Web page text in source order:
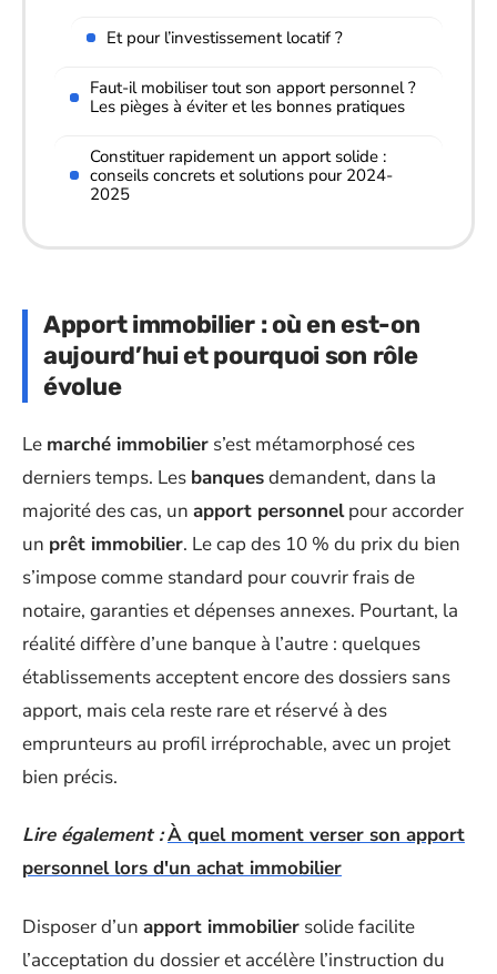
Et pour l’investissement locatif ?
Faut-il mobiliser tout son apport personnel ?
Les pièges à éviter et les bonnes pratiques
Constituer rapidement un apport solide :
conseils concrets et solutions pour 2024-
2025
Apport immobilier : où en est-on
aujourd’hui et pourquoi son rôle
évolue
Le marché immobilier s’est métamorphosé ces
derniers temps. Les banquesdemandent, dans la
majorité des cas, un apport personnelpour accorder
un prêt immobilier. Le cap des 10 % du prix du bien
s’impose comme standard pour couvrir frais de
notaire, garanties et dépenses annexes. Pourtant, la
réalité diffère d’une banque à l’autre : quelques
établissements acceptent encore des dossiers sans
apport, mais cela reste rare et réservé à des
emprunteurs au profil irréprochable, avec un projet
bien précis.
Lire également :À quel moment verser son apport
personnel lors d'un achat immobilier
Disposer d’un apport immobilier solide facilite
l’acceptation du dossier et accélère l’instruction du